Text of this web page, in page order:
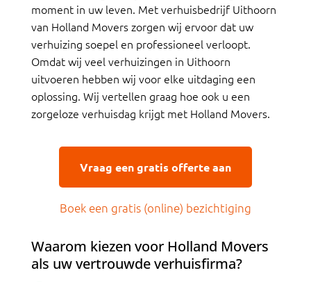
moment in uw leven. Met verhuisbedrijf Uithoorn
van Holland Movers zorgen wij ervoor dat uw
verhuizing soepel en professioneel verloopt.
Omdat wij veel verhuizingen in Uithoorn
uitvoeren hebben wij voor elke uitdaging een
oplossing. Wij vertellen graag hoe ook u een
zorgeloze verhuisdag krijgt met Holland Movers.
Vraag een gratis offerte aan
Boek een gratis (online) bezichtiging
Waarom kiezen voor Holland Movers
als uw vertrouwde verhuisfirma?